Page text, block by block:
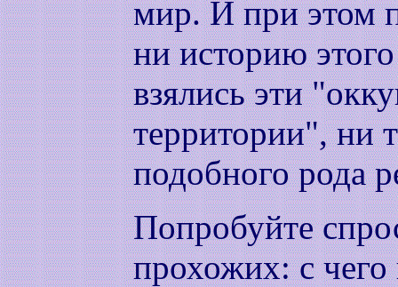
мир. И при этом
ни историю
взялись эти
территории", ни
подобного рода
Попробуйте
прохожих: с чего